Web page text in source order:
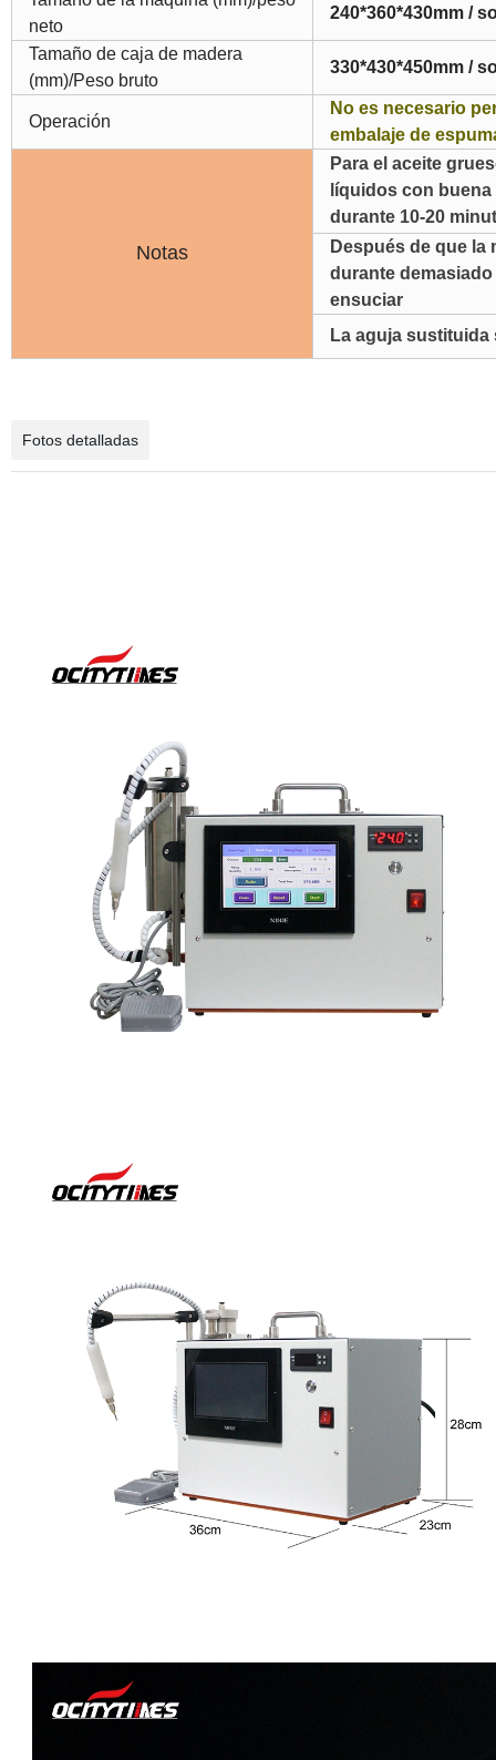
neto
240*360*430mm /
Tamaño de caja de madera
(mm)/Peso bruto
330*430*450mm /
Operación
No es necesario
embalaje de
Notas
Para el aceite
líquidos con
durante 10-20
Después de que la
durante
ensuciar
La aguja sustituida
Fotos detalladas